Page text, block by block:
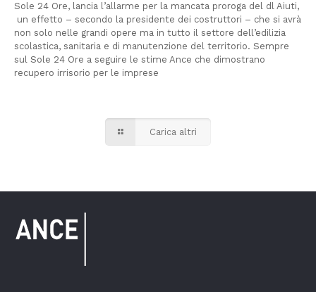
Sole 24 Ore, lancia l’allarme per la mancata proroga del dl Aiuti,
un effetto – secondo la presidente dei costruttori – che si avrà
non solo nelle grandi opere ma in tutto il settore dell’edilizia
scolastica, sanitaria e di manutenzione del territorio. Sempre
sul Sole 24 Ore a seguire le stime Ance che dimostrano
recupero irrisorio per le imprese
Carica altri